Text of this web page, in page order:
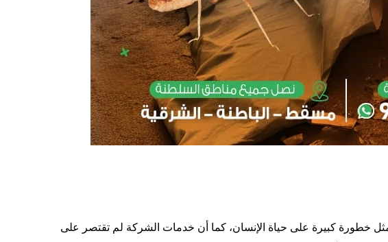
خطورة كبيرة على حياة الإنسان، كما أن خدمات الشركة لم تقتصر على